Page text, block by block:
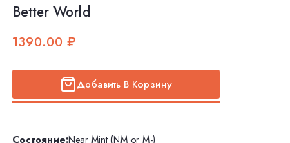
Better World
1390.00 ₽
Добавить В Корзину
Состояние:Near Mint (NM or M-)